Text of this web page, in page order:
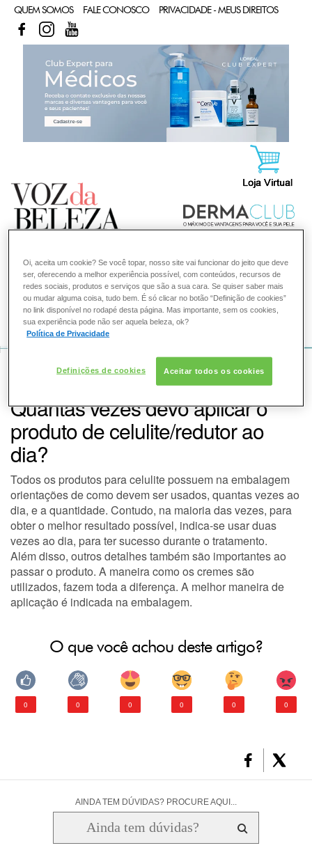
QUEM SOMOS FALE CONOSCO PRIVACIDADE - MEUS DIREITOS
FACEBOOKINSTAGRAM
COMO POSSO AJUDAR? DÚVIDAS SOBRE:
DERMACLUB
CONSULTORIA DE PRODUTOS SKINCEUTICALS
VOZ DA BELEZA SKINCEUTICALS PELE
Quantas vezes devo aplicar o
produto de celulite/redutor ao
dia?
Todos os produtos para celulite possuem na embalagem
orientações de como devem ser usados, quantas vezes ao
dia, e a quantidade. Contudo, na maioria das vezes, para
obter o melhor resultado possível, indica-se usarduas
vezes ao dia, para ter sucesso durante o tratamento.
Além disso, outros detalhes também são importantes ao
passar o produto. A maneira como os cremes são
utilizados, fazem toda a diferença. A melhor maneira de
aplicação é indicada na embalagem.
O que você achou deste artigo?
0 0 0 0 0 0
AINDA TEM DÚVIDAS? PROCURE AQUI...
Oi, aceita um cookie? Se você topar, nosso site vai funcionar do jeito que deve
ser, oferecendo a melhor experiência possível, com conteúdos, recursos de
redes sociais, produtos e serviços que são a sua cara. Se quiser saber mais
ou mudar alguma coisa, tudo bem. É só clicar no botão “Definição de cookies”
no link disponível no rodapé desta página. Mas importante, sem os cookies,
sua experiência pode não ser aquela beleza, ok?
Política de Privacidade
Definições de cookies Aceitar todos os cookies